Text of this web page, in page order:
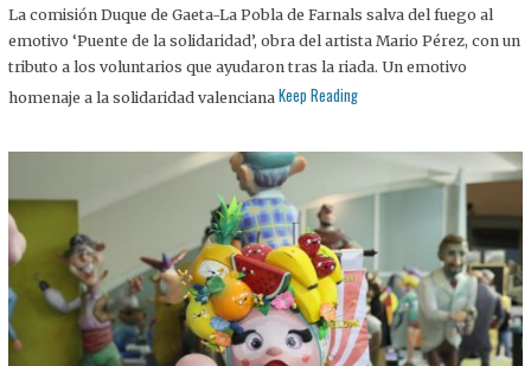
Z
O
2
2
La comisión Duque de Gaeta-La Pobla de Farnals salva del fuego al
emotivo ‘Puente de la solidaridad’, obra del artista Mario Pérez, con un
tributo a los voluntarios que ayudaron tras la riada. Un emotivo
homenaje a la solidaridad valenciana Keep Reading